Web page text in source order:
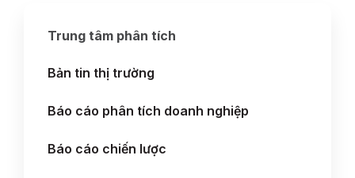
Trung tâm phân tích
Bản tin thị trường
Báo cáo phân tích doanh nghiệp
Báo cáo chiến lược